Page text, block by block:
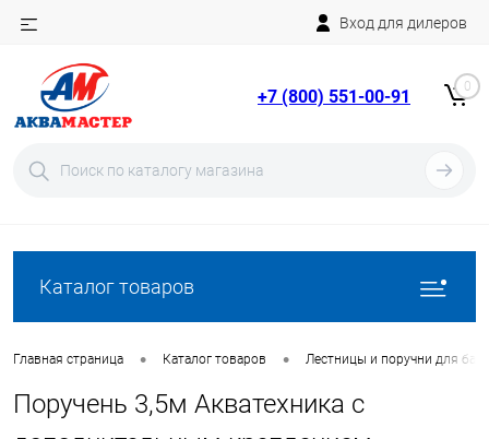
Вход для дилеров
+7 (800) 551-00-91 0
Каталог товаров
Главная страница • Каталог товаров • Лестницы и поручни для
Поручень 3,5м Акватехника с